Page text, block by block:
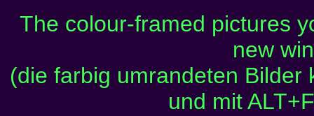
The colour-framed pictures
new
(die farbig umrandeten
und mit